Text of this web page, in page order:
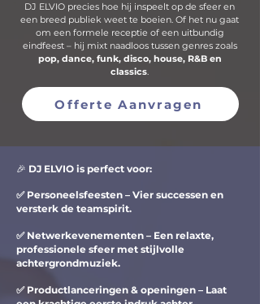
DJ ELVIO precies hoe hij inspeelt op de sfeer en
een breed publiek weet te boeien. Of het nu gaat
om een formele receptie of een uitbundig
eindfeest – hij mixt naadloos tussen genres zoals
pop, dance, funk, disco, house, R&B en
classics.​
Offerte Aanvragen
🎉 DJ ELVIO is perfect voor:
✅ Personeelsfeesten – Vier successen en
versterk de teamspirit.
✅ Netwerkevenementen – Een relaxte,
professionele sfeer met stijlvolle
achtergrondmuziek.
✅ Productlanceringen & openingen – Laat